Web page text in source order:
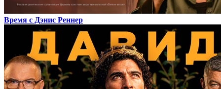
Время с Дэнис Реннер